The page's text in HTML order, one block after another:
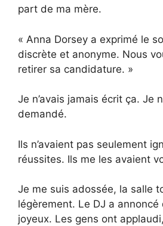
part de ma mère.
« Anna Dorsey a exprimé le
discrète et anonyme. Nous
retirer sa candidature. »
Je n’avais jamais écrit ça. Je
demandé.
Ils n’avaient pas seulement
réussites. Ils me les avaient
Je me suis adossée, la salle
légèrement. Le DJ a
joyeux. Les gens ont